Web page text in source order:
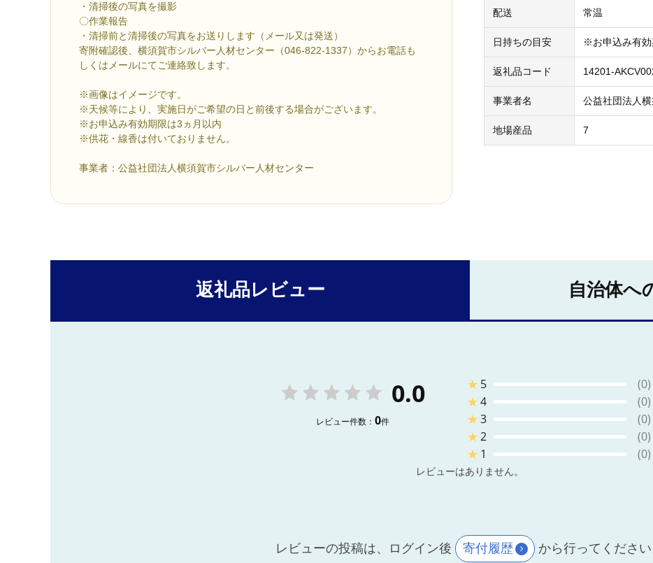
・清掃後の写真を撮影
〇作業報告
・清掃前と清掃後の写真をお送りします（メール又は発送）
寄附確認後、横須賀市シルバー人材センター（046-822-1337）からお電話も
しくはメールにてご連絡致します。
※画像はイメージです。
※天候等により、実施日がご希望の日と前後する場合がございます。
※お申込み有効期限は3ヵ月以内
※供花・線香は付いておりません。
事業者：公益社団法人横須賀市シルバー人材センター
配送 常温
日持ちの目安 ※お申込み有効
返礼品コード 14201-
事業者名 公益社団法人
地場産品 7
返礼品レビュー 自治体へ
0.0
レビュー件数： 0件
★ 5
(0)
★4
(0)
★3
(0)
★2
(0)
★ 1 (0)
レビューはありません。
レビューの投稿は、ログイン後 寄付履歴 から行ってください